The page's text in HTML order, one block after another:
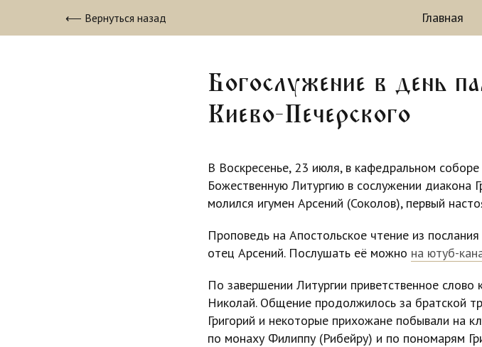
⟵ Вернуться назад Главная
Богослужение в день
Киево-Печерского
В Воскресенье, 23 июля, в кафедральном
Божественную Литургию в сослужении диакона
молился игумен Арсений (Соколов), первый
Проповедь на Апостольское чтение из
отец Арсений. Послушать её можно на ютуб-
По завершении Литургии приветственное слово
Николай. Общение продолжилось за братской
Григорий и некоторые прихожане побывали на
по монаху Филиппу (Рибейру) и по пономарям